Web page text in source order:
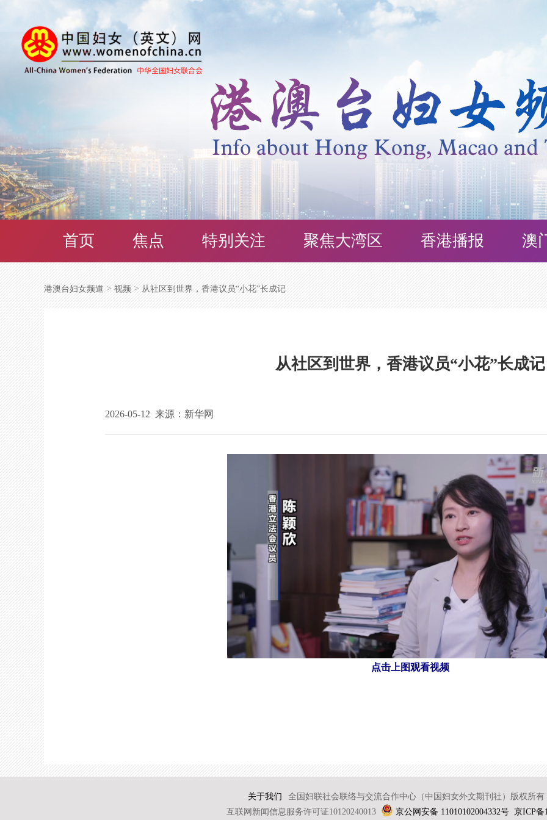
首页 焦点 特别关注 聚焦大湾区 香港播报 澳
港澳台妇女频道>视频>从社区到世界，香港议员“小花”长成记
从社区到世界，香港议员“小花”长成记
2026-05-12 来源：新华网
点击上图观看视频
关于我们
全国妇联社会联络与交流合作中心（中国妇女外文期刊社）版权所有
互联网新闻信息服务许可证10120240013
京公网安备 11010102004332号 京ICP备